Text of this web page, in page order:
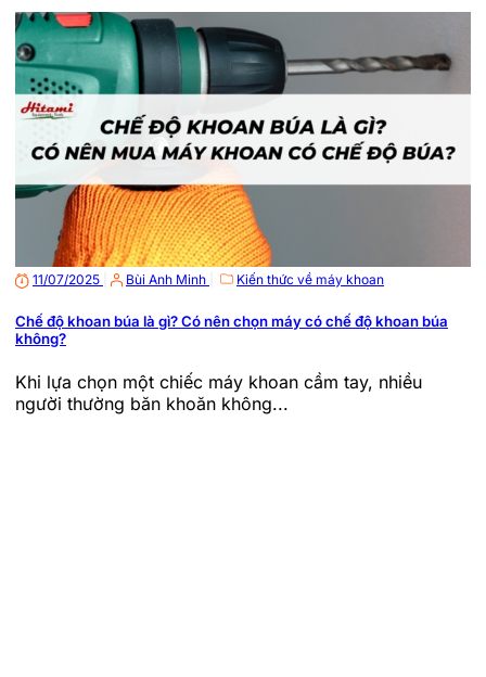
11/07/2025 Bùi Anh Minh Kiến thức về máy khoan
Chế độ khoan búa là gì? Có nên chọn máy có chế độ khoan búa
không?
Khi lựa chọn một chiếc máy khoan cầm tay, nhiều
người thường băn khoăn không...